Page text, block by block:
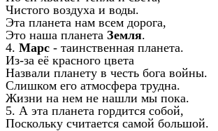
Чистого воздуха и воды.
Эта планета нам всем дорога,
Это наша планета Земля.
4. Марс - таинственная планета.
Из-за её красного цвета
Назвали планету в честь бога войны.
Слишком его атмосфера трудна.
Жизни на нем не нашли мы пока.
5. А эта планета гордится собой,
Поскольку считается самой большой.